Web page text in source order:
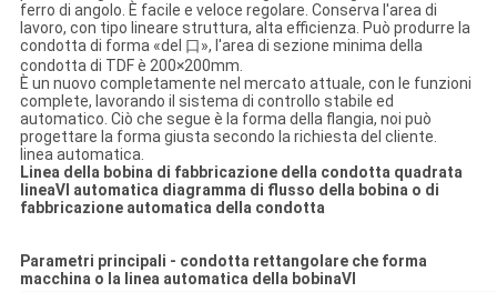
ferro di angolo. È facile e veloce regolare. Conserva l'area di
lavoro, con tipo lineare struttura, alta efficienza. Può produrre la
condotta di forma «del 口», l'area di sezione minima della
condotta di TDF è 200×200mm.
È un nuovo completamente nel mercato attuale, con le funzioni
complete, lavorando il sistema di controllo stabile ed
automatico. Ciò che segue è la forma della flangia, noi può
progettare la forma giusta secondo la richiesta del cliente.
linea automatica.
Linea della bobina di fabbricazione della condotta quadrata
lineaⅥ automatica diagramma di flusso della bobina o di
fabbricazione automatica della condotta
Parametri principali - condotta rettangolare che forma
macchina o la linea automatica della bobinaⅥ